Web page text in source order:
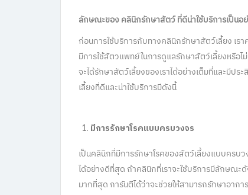
ลักษณะของคลินิกรักษาสัตว์ที่ดีน่าใช้บริการเป็นอ
ก่อนการใช้บริการกับทางคลินิกรักษาสัตว์เลี้ยง เร
มีการใช้สัตวแพทย์ในการดูแลรักษาสัตว์เลี้ยงหรือไ
จะได้รักษาสัตว์เลี้ยงของเราได้อย่างเต็มที่และมี
เลี้ยงที่ดีและน่าใช้บริการมีดังนี้
มีการรักษาโรคแบบครบวงจร
เป็นคลินิกที่มีการรักษาโรคของสัตว์เลี้ยงแบบครบว
ได้อย่างดีที่สุด ถ้าคลินิกที่เราจะใช้บริการมีลักษณะ
มากที่สุด การันตีได้ว่าจะช่วยให้สามารถรักษาอาก